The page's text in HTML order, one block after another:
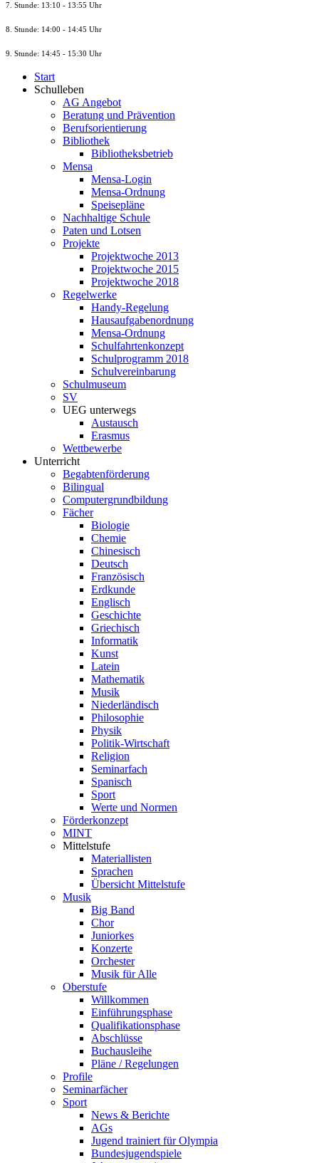
7. Stunde: 13:10 - 13:55 Uhr
8. Stunde: 14:00 - 14:45 Uhr
9. Stunde: 14:45 - 15:30 Uhr
Start
Schulleben
AG Angebot
Beratung und Prävention
Berufsorientierung
Bibliothek
Bibliotheksbetrieb
Mensa
Mensa-Login
Mensa-Ordnung
Speisepläne
Nachhaltige Schule
Paten und Lotsen
Projekte
Projektwoche 2013
Projektwoche 2015
Projektwoche 2018
Regelwerke
Handy-Regelung
Hausaufgabenordnung
Mensa-Ordnung
Schulfahrtenkonzept
Schulprogramm 2018
Schulvereinbarung
Schulmuseum
SV
UEG unterwegs
Austausch
Erasmus
Wettbewerbe
Unterricht
Begabtenförderung
Bilingual
Computergrundbildung
Fächer
Biologie
Chemie
Chinesisch
Deutsch
Französisch
Erdkunde
Englisch
Geschichte
Griechisch
Informatik
Kunst
Latein
Mathematik
Musik
Niederländisch
Philosophie
Physik
Politik-Wirtschaft
Religion
Seminarfach
Spanisch
Sport
Werte und Normen
Förderkonzept
MINT
Mittelstufe
Materiallisten
Sprachen
Übersicht Mittelstufe
Musik
Big Band
Chor
Juniorkes
Konzerte
Orchester
Musik für Alle
Oberstufe
Willkommen
Einführungsphase
Qualifikationsphase
Abschlüsse
Buchausleihe
Pläne / Regelungen
Profile
Seminarfächer
Sport
News & Berichte
AGs
Jugend trainiert für Olympia
Bundesjugendspiele